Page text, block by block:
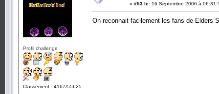
Profil challenge
Classement : 4167/55625
« #53 le: 16 Septembre 2006 à
On reconnait facilement les fans de Elders